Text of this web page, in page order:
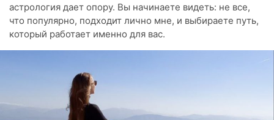
астрология дает опору. Вы начинаете видеть: не все,
что популярно, подходит лично мне, и выбираете путь,
который работает именно для вас.